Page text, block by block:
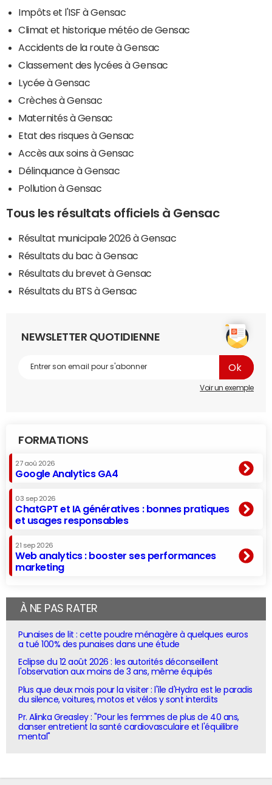
Impôts et l'ISF à Gensac
Climat et historique météo de Gensac
Accidents de la route à Gensac
Classement des lycées à Gensac
Lycée à Gensac
Crèches à Gensac
Maternités à Gensac
Etat des risques à Gensac
Accès aux soins à Gensac
Délinquance à Gensac
Pollution à Gensac
Tous les résultats officiels à Gensac
Résultat municipale 2026 à Gensac
Résultats du bac à Gensac
Résultats du brevet à Gensac
Résultats du BTS à Gensac
NEWSLETTER QUOTIDIENNE
Voir un exemple
FORMATIONS
27 aoû 2026
Google Analytics GA4
03 sep 2026
ChatGPT et IA génératives : bonnes pratiques
et usages responsables
21 sep 2026
Web analytics : booster ses performances
marketing
À NE PAS RATER
Punaises de lit : cette poudre ménagère à quelques euros
a tué 100% des punaises dans une étude
Eclipse du 12 août 2026 : les autorités déconseillent
l'observation aux moins de 3 ans, même équipés
Plus que deux mois pour la visiter : l'île d'Hydra est le paradis
du silence, voitures, motos et vélos y sont interdits
Pr. Alinka Greasley : "Pour les femmes de plus de 40 ans,
danser entretient la santé cardiovasculaire et l'équilibre
mental"